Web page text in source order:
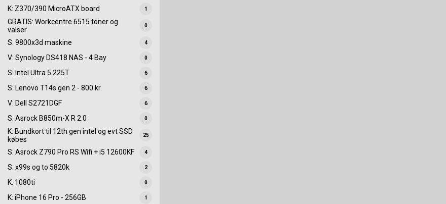
K: Z370/390 MicroATX board 1
GRATIS: Workcentre 6515 toner og
valser
0
S: 9800x3d maskine 4
V: Synology DS418 NAS - 4 Bay 0
S: Intel Ultra 5 225T 6
S: Lenovo T14s gen 2 - 800 kr. 6
V: Dell S2721DGF 6
S: Asrock B850m-X R 2.0 0
K: Bundkort til 12th gen intel og evt SSD
købes
25
S: Asrock Z790 Pro RS Wifi + i5 12600KF 4
S: x99s og to 5820k 2
K: 1080ti 0
K: iPhone 16 Pro - 256GB 1